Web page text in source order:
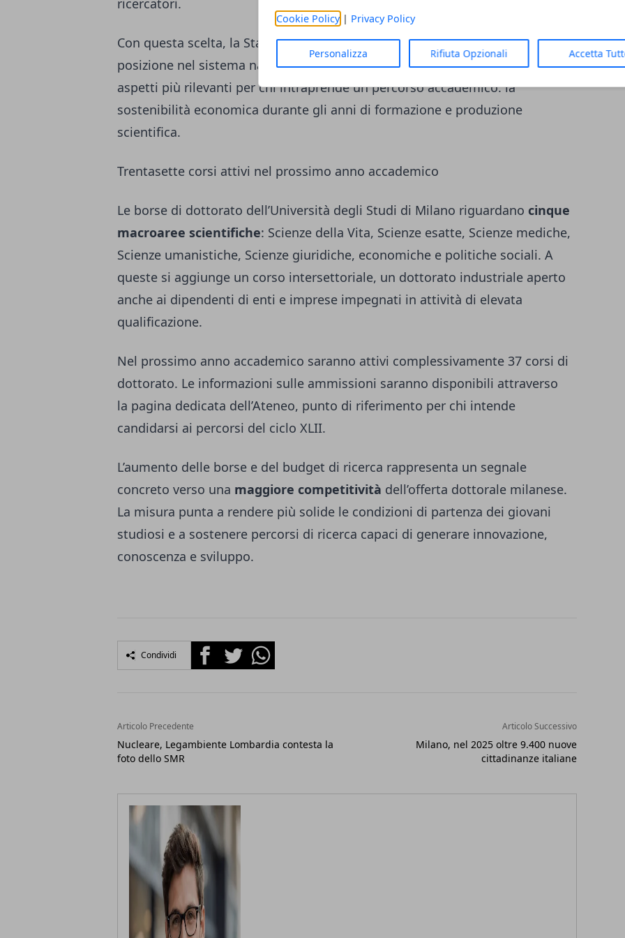
Cookie Policy| Privacy Policy
Personalizza Rifiuta Opzionali Accetta
ricercatori.
Con questa scelta, la Statale di Milano intende rafforzare la propria
posizione nel sistema nazionale della ricerca, intervenendo su uno degli
aspetti più rilevanti per chi intraprende un percorso accademico: la
sostenibilità economica durante gli anni di formazione e produzione
scientifica.
Trentasette corsi attivi nel prossimo anno accademico
Le borse di dottorato dell’Università degli Studi di Milano riguardano cinque
macroaree scientifiche: Scienze della Vita, Scienze esatte, Scienze mediche,
Scienze umanistiche, Scienze giuridiche, economiche e politiche sociali. A
queste si aggiunge un corso intersettoriale, un dottorato industriale aperto
anche ai dipendenti di enti e imprese impegnati in attività di elevata
qualificazione.
Nel prossimo anno accademico saranno attivi complessivamente 37 corsi di
dottorato. Le informazioni sulle ammissioni saranno disponibili attraverso
la pagina dedicata dell’Ateneo, punto di riferimento per chi intende
candidarsi ai percorsi del ciclo XLII.
L’aumento delle borse e del budget di ricerca rappresenta un segnale
concreto verso una maggiore competitività dell’offerta dottorale milanese.
La misura punta a rendere più solide le condizioni di partenza dei giovani
studiosi e a sostenere percorsi di ricerca capaci di generare innovazione,
conoscenza e sviluppo.
Condividi FacebookTwitterWhatsapp
Articolo Precedente
Nucleare, Legambiente Lombardia contesta la
foto dello SMR
Articolo Successivo
Milano, nel 2025 oltre 9.400 nuove
cittadinanze italiane